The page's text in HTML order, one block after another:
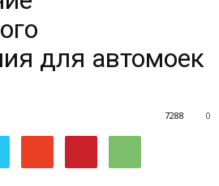
об
для автомоек
0
7288